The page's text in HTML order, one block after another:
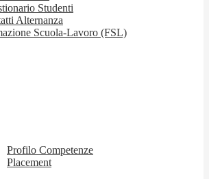
Studenti
Alternanza
Scuola-Lavoro (FSL)
Profilo Competenze
Placement